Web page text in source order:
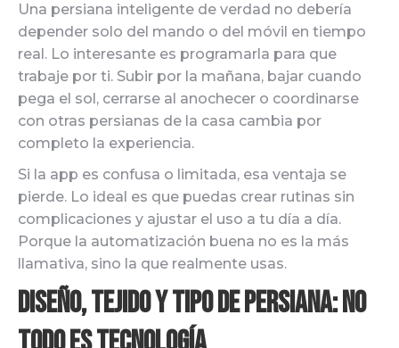
Una persiana inteligente de verdad no debería
depender solo del mando o del móvil en tiempo
real. Lo interesante es programarla para que
trabaje por ti. Subir por la mañana, bajar cuando
pega el sol, cerrarse al anochecer o coordinarse
con otras persianas de la casa cambia por
completo la experiencia.
Si la app es confusa o limitada, esa ventaja se
pierde. Lo ideal es que puedas crear rutinas sin
complicaciones y ajustar el uso a tu día a día.
Porque la automatización buena no es la más
llamativa, sino la que realmente usas.
Diseño, tejido y tipo de persiana: no